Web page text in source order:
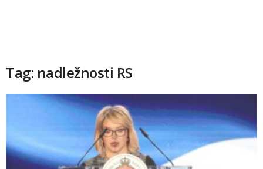
Tag: nadležnosti RS